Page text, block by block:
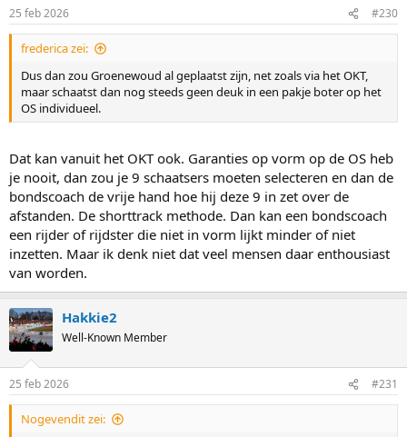
Voor deze OS had het helemaal niks uitgemaakt, alle Nederlands
kampioenen hebben zich geplaatst op het OKT (al deed Nuis dat
indirect). Maar ze hadden die rust wel al gehad.
Ik vind plaatsingswedstrijden waar niet alle Nederlanders aan mee
kunnen doen een erg slecht idee, eerlijk gezegd. Dus het NK is beter
25 feb 2026 #230
frederica zei:
Dus dan zou Groenewoud al geplaatst zijn, net zoals via het OKT,
maar schaatst dan nog steeds geen deuk in een pakje boter op het
OS individueel.
Dat kan vanuit het OKT ook. Garanties op vorm op de OS heb
je nooit, dan zou je 9 schaatsers moeten selecteren en dan de
bondscoach de vrije hand hoe hij deze 9 in zet over de
afstanden. De shorttrack methode. Dan kan een bondscoach
een rijder of rijdster die niet in vorm lijkt minder of niet
inzetten. Maar ik denk niet dat veel mensen daar enthousiast
van worden.
Hakkie2
Well-Known Member
25 feb 2026 #231
Nogevendit zei: